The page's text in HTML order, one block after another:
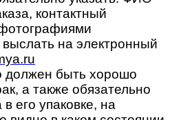
контактный
на электронный
должен быть хорошо
а также обязательно
его упаковке, на